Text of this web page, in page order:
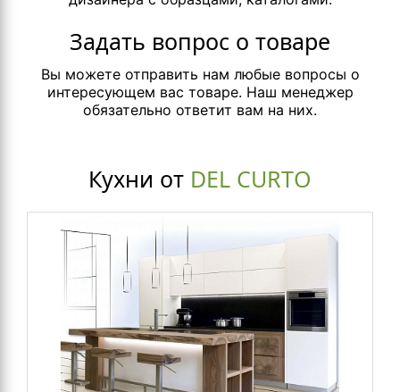
Задать вопрос о товаре
Вы можете отправить нам любые вопросы о
интересующем вас товаре. Наш менеджер
обязательно ответит вам на них.
Кухни от DEL CURTO